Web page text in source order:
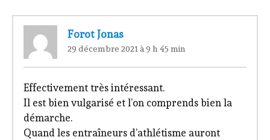
Forot Jonas
29 décembre 2021 à 9 h 45 min
Effectivement très intéressant.
Il est bien vulgarisé et l’on comprends bien la
démarche.
Quand les entraîneurs d’athlétisme auront